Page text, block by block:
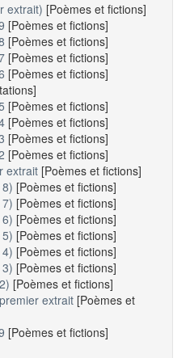
extrait) [Poèmes et fictions]
[Poèmes et fictions]
[Poèmes et fictions]
[Poèmes et fictions]
[Poèmes et fictions]
[Poèmes et fictions]
[Poèmes et fictions]
[Poèmes et fictions]
[Poèmes et fictions]
extrait [Poèmes et fictions]
[Poèmes et fictions]
[Poèmes et fictions]
[Poèmes et fictions]
[Poèmes et fictions]
[Poèmes et fictions]
[Poèmes et fictions]
[Poèmes et fictions]
extrait [Poèmes et
[Poèmes et fictions]